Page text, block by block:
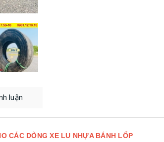
luận
CÁC DÒNG XE LU NHỰA BÁNH LỐP